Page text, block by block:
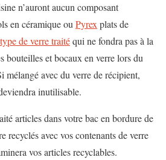
n’auront aucun composant
en céramique ouPyrexplats de
de verre traitéqui ne fondra pas à la
bouteilles et bocaux en verre lors du
mélangé avec du verre de récipient,
inutilisable.
articles dans votre bac en bordure de
recyclés avec vos contenants de verre
vos articles recyclables.